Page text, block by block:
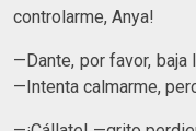
controlarme, Anya!
—Dante, por favor,
—Intenta calmarme,